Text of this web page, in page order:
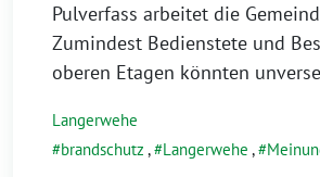
Pulverfass arbeitet die
Zumindest Bedienstete und
oberen Etagen könnten
Langerwehe
brandschutz , Langerwehe ,